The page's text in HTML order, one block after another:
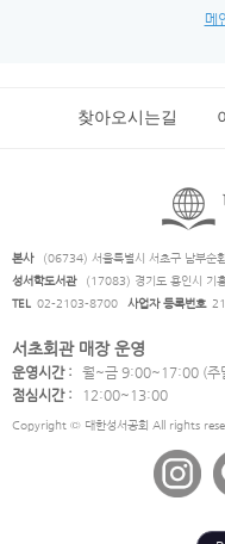
메
찾아오시는길
본사
(06734) 서울특별시 서초구 남부순
성서학도서관
(17083) 경기도 용인시 기
TEL 02-2103-8700 사업자 등록번호
서초회관 매장 운영
운영시간 :
월~금 9:00~17:00 (주
점심시간 :
12:00~13:00
Copyright © 대한성서공회 All rights